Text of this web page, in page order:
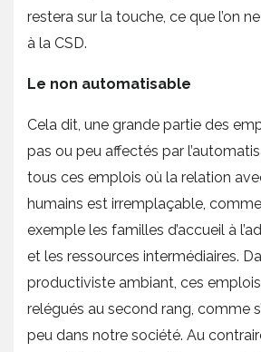
restera sur la touche, ce que l’on
à la CSD.
Le non automatisable
Cela dit, une grande partie des
pas ou peu affectés par
tous ces emplois où la relation
humains est irremplaçable,
exemple les familles d’accueil à
et les ressources intermédiaires.
productiviste ambiant, ces
relégués au second rang, comme
peu dans notre société. Au